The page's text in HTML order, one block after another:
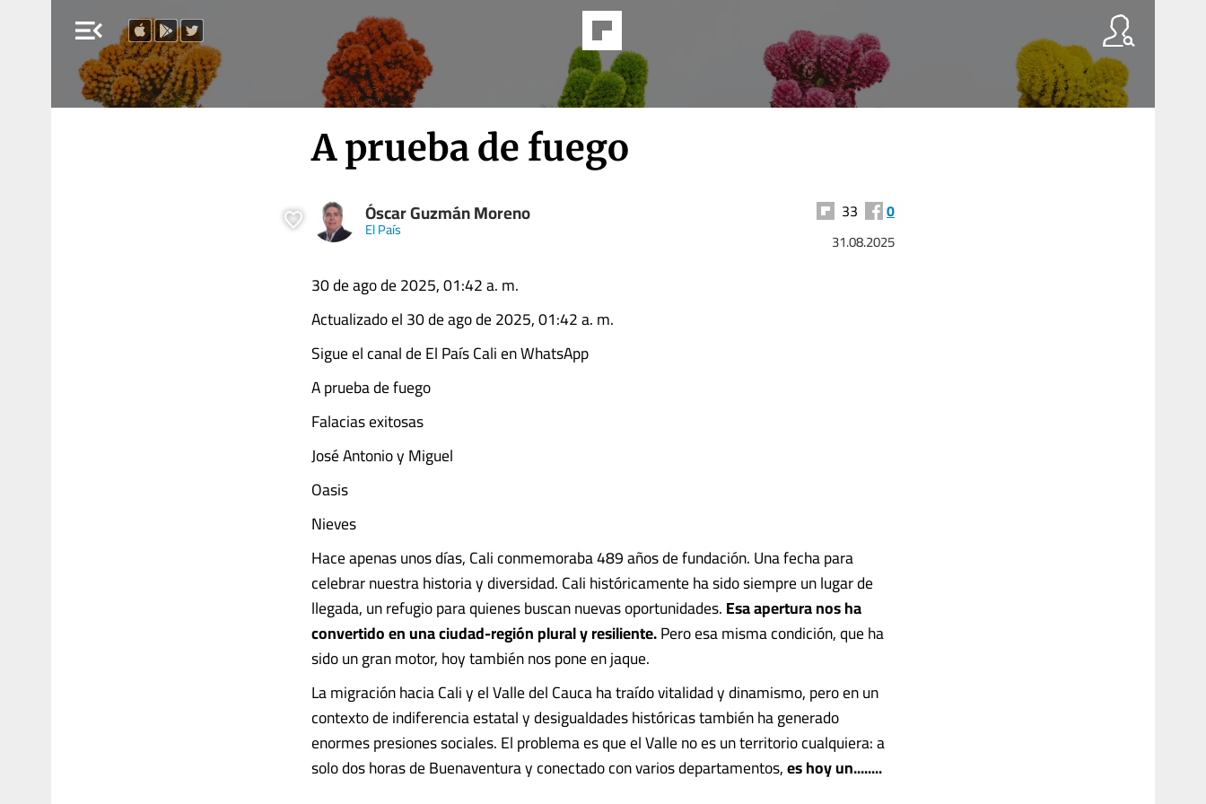
menu_open
A prueba de fuego
Óscar Guzmán Moreno
El País
33 0
31.08.2025
30 de ago de 2025, 01:42 a. m.
Actualizado el 30 de ago de 2025, 01:42 a. m.
Sigue el canal de El País Cali en WhatsApp
A prueba de fuego
Falacias exitosas
José Antonio y Miguel
Oasis
Nieves
Hace apenas unos días, Cali conmemoraba 489 años de fundación. Una fecha para
celebrar nuestra historia y diversidad. Cali históricamente ha sido siempre un lugar de
llegada, un refugio para quienes buscan nuevas oportunidades.Esa apertura nos ha
convertido en una ciudad-región plural y resiliente.Pero esa misma condición, que ha
sido un gran motor, hoy también nos pone en jaque.
La migración hacia Cali y el Valle del Cauca ha traído vitalidad y dinamismo, pero en un
contexto de indiferencia estatal y desigualdades históricas también ha generado
enormes presiones sociales. El problema es que el Valle no es un territorio cualquiera: a
solo dos horas de Buenaventura y conectado con varios departamentos,es hoy un........